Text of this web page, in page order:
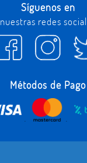
Síguenos en
nuestras redes
Métodos de Pago
. .